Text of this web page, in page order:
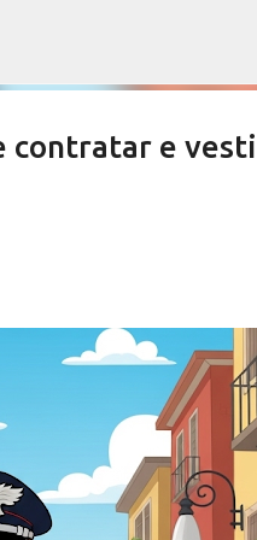
por
SALETE SILVA VIVA! SERRA
contratar e